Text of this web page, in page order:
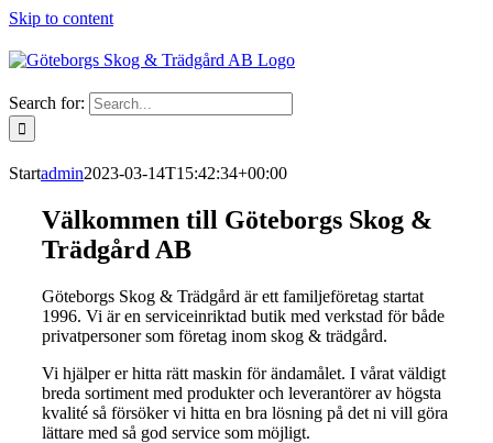
Skip to content
Search for:
Startadmin2023-03-14T15:42:34+00:00
Välkommen till Göteborgs Skog &
Trädgård AB
Göteborgs Skog & Trädgård är ett familjeföretag startat
1996. Vi är en serviceinriktad butik med verkstad för både
privatpersoner som företag inom skog & trädgård.
Vi hjälper er hitta rätt maskin för ändamålet. I vårat väldigt
breda sortiment med produkter och leverantörer av högsta
kvalité så försöker vi hitta en bra lösning på det ni vill göra
lättare med så god service som möjligt.